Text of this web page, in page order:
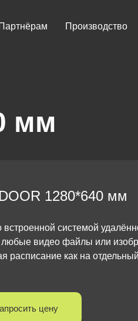
Партнёрам Производство
мм
1280*640 мм
системой
любые видео файлы или
расписание как на отдельный
цену